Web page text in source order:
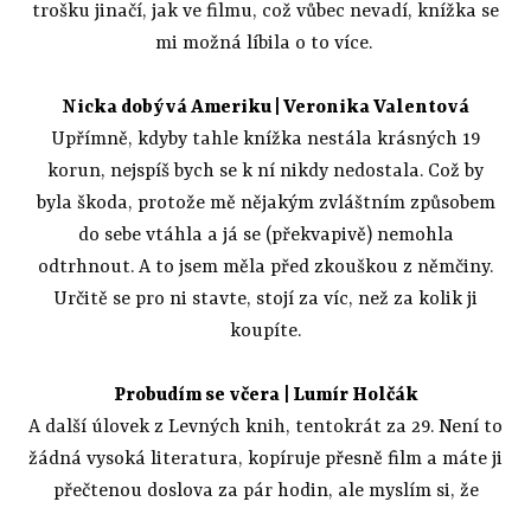
trošku jinačí, jak ve filmu, což vůbec nevadí, knížka se
mi možná líbila o to více.
Nicka dobývá Ameriku | Veronika Valentová
Upřímně, kdyby tahle knížka nestála krásných 19
korun, nejspíš bych se k ní nikdy nedostala. Což by
byla škoda, protože mě nějakým zvláštním způsobem
do sebe vtáhla a já se (překvapivě) nemohla
odtrhnout. A to jsem měla před zkouškou z němčiny.
Určitě se pro ni stavte, stojí za víc, než za kolik ji
koupíte.
Probudím se včera
| Lumír Holčák
A další úlovek z Levných knih, tentokrát za 29. Není to
žádná vysoká literatura, kopíruje přesně film a máte ji
přečtenou doslova za pár hodin, ale myslím si, že